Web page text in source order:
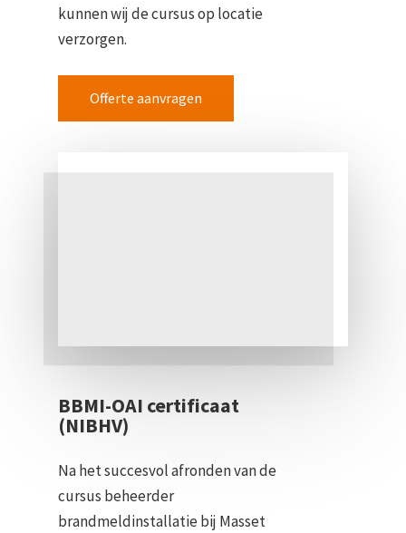
kunnen wij de cursus op locatie
verzorgen.
Offerte aanvragen
BBMI-OAI certificaat
(NIBHV)
Na het succesvol afronden van de
cursus beheerder
brandmeldinstallatie bij Masset